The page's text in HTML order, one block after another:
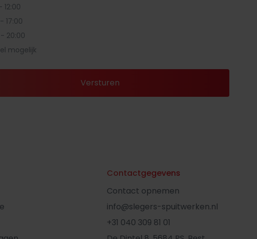
12:00
17:00
- 20:00
mogelijk
Contactgegevens
Contact opnemen
info@slegers-spuitwerken.nl
+31 040 309 81 01